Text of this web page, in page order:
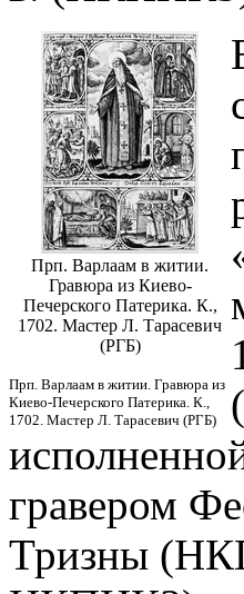
Прп. Варлаам в житии.
Гравюра из Киево-
Печерского Патерика. К.,
1702. Мастер Л. Тарасевич
(РГБ)
Прп. Варлаам в житии. Гравюра из
Киево-Печерского Патерика. К.,
1702. Мастер Л. Тарасевич (РГБ)
гравером
Тризны